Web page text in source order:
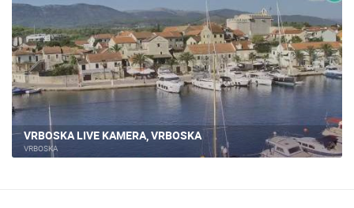
VRBOSKA OTOK HVAR
VRBOSKA